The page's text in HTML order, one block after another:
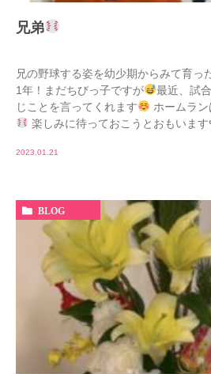
兄弟
兄の野球する姿を幼少期からみて育っ
1年！まだちびっ子ですが
最近、試
じことを言ってくれます
ホームラ
2023.01.21
BLOG